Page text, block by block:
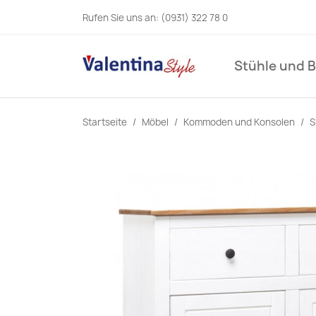
Rufen Sie uns an: (0931) 322 78 0
Stühle und
Startseite Möbel Kommoden und Konsolen